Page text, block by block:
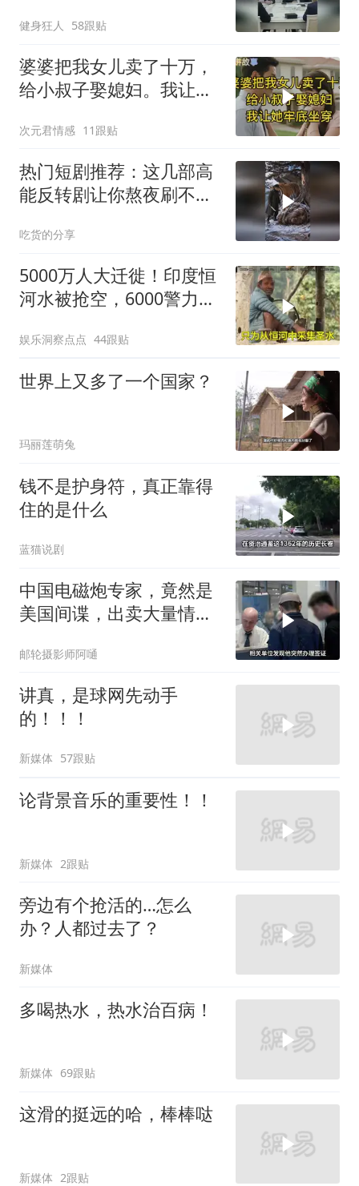
健身狂人 58跟贴
婆婆把我女儿卖了十万，
给小叔子娶媳妇。我让她
次元君情感 11跟贴
热门短剧推荐：这几部高
能反转剧让你熬夜刷不
吃货的分享
5000万人大迁徙！印度恒
河水被抢空，6000警力全
娱乐洞察点点 44跟贴
世界上又多了一个国家？
玛丽莲萌兔
钱不是护身符，真正靠得
住的是什么
蓝猫说剧
中国电磁炮专家，竟然是
美国间谍，出卖大量情
邮轮摄影师阿嗵
讲真，是球网先动手
的！！！
新媒体 57跟贴
论背景音乐的重要性！！
新媒体 2跟贴
旁边有个抢活的…怎么
办？人都过去了？
新媒体
多喝热水，热水治百病！
新媒体 69跟贴
这滑的挺远的哈，棒棒哒
新媒体 2跟贴